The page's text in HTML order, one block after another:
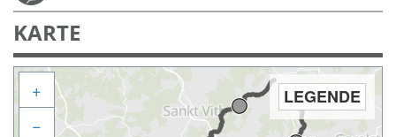
KARTE
LEGENDE
+
−